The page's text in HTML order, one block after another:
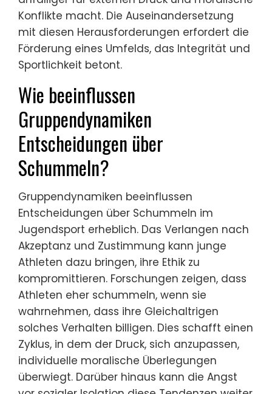
Soziale Einflüsse, wie Gruppenzwang und
elterliche Erwartungen, verschärfen diese
Probleme und führen zu einer Kultur, in der
Schummeln akzeptabel erscheinen kann.
Das einzigartige Merkmal des Jugendsports
ist die Entwicklungsstufe der Athleten, die sie
anfälliger für externen Druck und moralische
Konflikte macht. Die Auseinandersetzung
mit diesen Herausforderungen erfordert die
Förderung eines Umfelds, das Integrität und
Sportlichkeit betont.
Wie beeinflussen
Gruppendynamiken
Entscheidungen über
Schummeln?
Gruppendynamiken beeinflussen
Entscheidungen über Schummeln im
Jugendsport erheblich. Das Verlangen nach
Akzeptanz und Zustimmung kann junge
Athleten dazu bringen, ihre Ethik zu
kompromittieren. Forschungen zeigen, dass